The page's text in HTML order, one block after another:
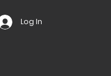
Log In